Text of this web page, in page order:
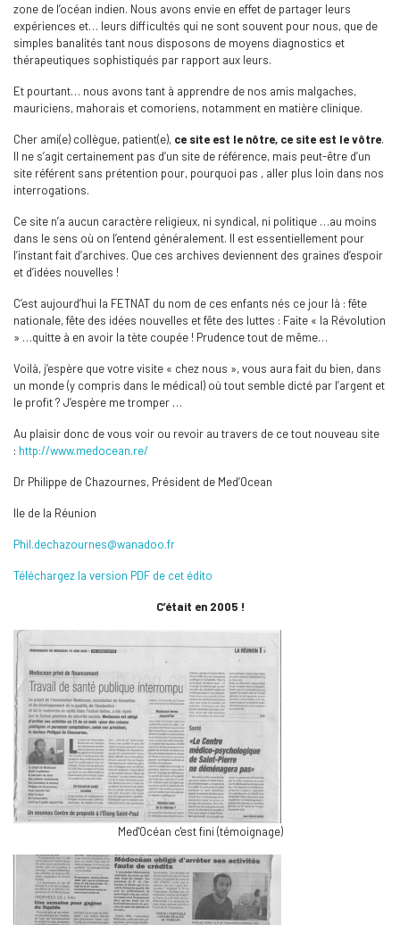
zone de l’océan indien. Nous avons envie en effet de partager leurs
expériences et… leurs difficultés qui ne sont souvent pour nous, que de
simples banalités tant nous disposons de moyens diagnostics et
thérapeutiques sophistiqués par rapport aux leurs.
Et pourtant… nous avons tant à apprendre de nos amis malgaches,
mauriciens, mahorais et comoriens, notamment en matière clinique.
Cher ami(e) collègue, patient(e), ce site est le nôtre, ce site est le vôtre.
Il ne s’agit certainement pas d’un site de référence, mais peut-être d’un
site référent sans prétention pour, pourquoi pas , aller plus loin dans nos
interrogations.
Ce site n’a aucun caractère religieux, ni syndical, ni politique …au moins
dans le sens où on l’entend généralement. Il est essentiellement pour
l’instant fait d’archives. Que ces archives deviennent des graines d’espoir
et d’idées nouvelles !
C’est aujourd’hui la FETNAT du nom de ces enfants nés ce jour là : fête
nationale, fête des idées nouvelles et fête des luttes : Faite « la Révolution
» …quitte à en avoir la tète coupée ! Prudence tout de même…
Voilà, j’espère que votre visite « chez nous », vous aura fait du bien, dans
un monde (y compris dans le médical) où tout semble dicté par l’argent et
le profit ? J’espère me tromper …
Au plaisir donc de vous voir ou revoir au travers de ce tout nouveau site
: http://www.medocean.re/
Dr Philippe de Chazournes, Président de Med’Ocean
Ile de la Réunion
Phil.dechazournes@wanadoo.fr
Téléchargez la version PDF de cet édito
C’était en 2005 !
Med'Océan c'est fini (témoignage)